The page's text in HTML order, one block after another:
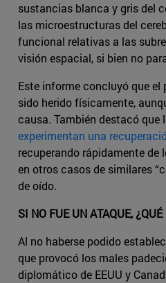
sustancias blanca y gris del
las microestructuras del
funcional relativas a las
visión espacial, si bien no
Este informe concluyó que
sido herido físicamente,
causa. También destacó que
experimentan una
recuperando rápidamente
en otros casos de similares
de oído.
SI NO FUE UN ATAQUE, ¿QUÉ
Al no haberse podido
que provocó los males
diplomático de EEUU y